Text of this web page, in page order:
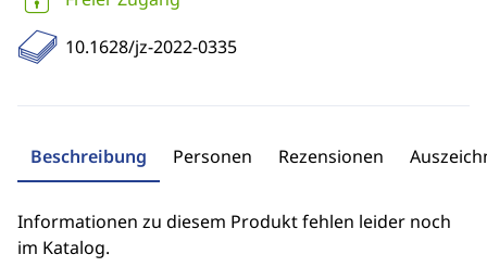
10.1628/jz-2022-0335
Beschreibung Personen Rezensionen
Informationen zu diesem Produkt fehlen leider noch
im Katalog.